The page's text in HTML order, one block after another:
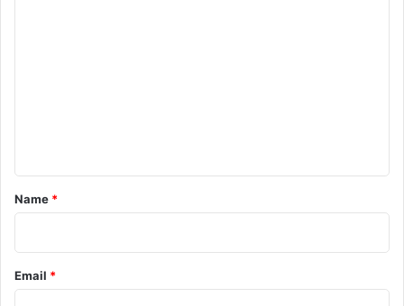
*
Name *
Email *